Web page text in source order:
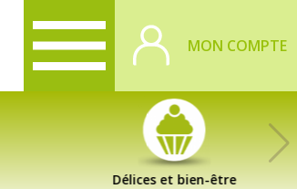
MON COMPTE
Délices et bien-être